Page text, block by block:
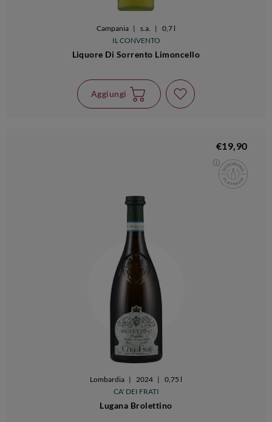
Campania | s.a. |
0,7 l
IL CONVENTO
Liquore Di Sorrento Limoncello
Aggiungi
€19,90
Lombardia | 2024 |
0,75 l
CA' DEI FRATI
Lugana Brolettino